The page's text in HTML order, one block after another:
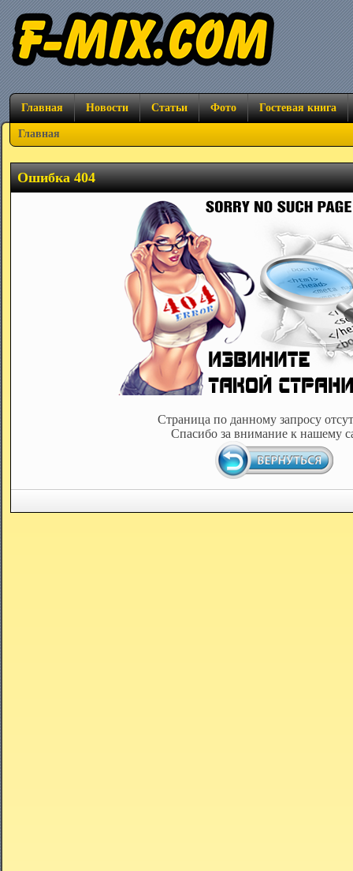
Главная Новости Статьи Фото Гостевая книга
Главная
Ошибка 404
Страница по данному запросу
Спасибо за внимание к нашему